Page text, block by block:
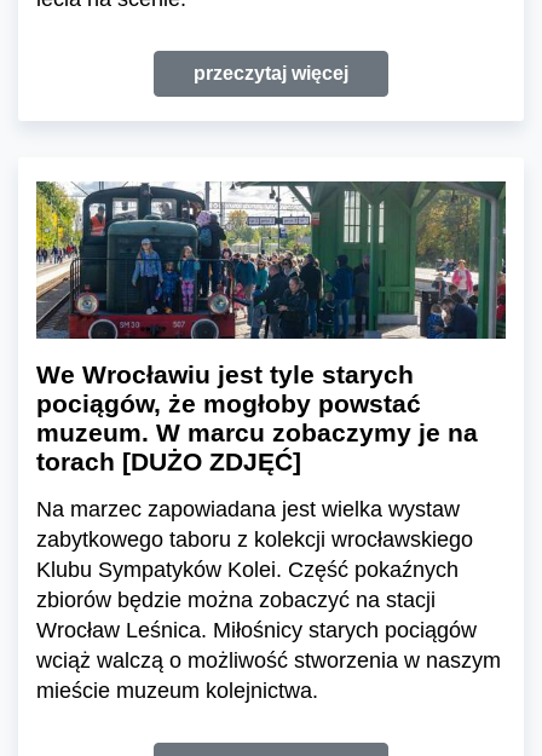
przeczytaj więcej
We Wrocławiu jest tyle starych
pociągów, że mogłoby powstać
muzeum. W marcu zobaczymy je na
torach [DUŻO ZDJĘĆ]
Na marzec zapowiadana jest wielka wystaw
zabytkowego taboru z kolekcji wrocławskiego
Klubu Sympatyków Kolei. Część pokaźnych
zbiorów będzie można zobaczyć na stacji
Wrocław Leśnica. Miłośnicy starych pociągów
wciąż walczą o możliwość stworzenia w naszym
mieście muzeum kolejnictwa.